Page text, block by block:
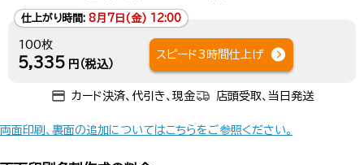
仕上がり時間: 8月7日(金) 12:00
100枚
5,335 円（税込）
スピード3時間仕上げ
カード決済、代引き、現金 店頭受取、当日発送
両面印刷、裏面の追加についてはこちらをご参照ください。